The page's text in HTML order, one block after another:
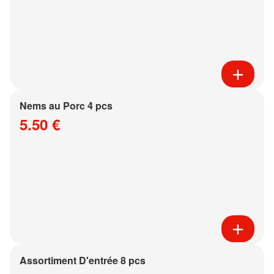
Nems au Porc 4 pcs
5.50 €
Assortiment D'entrée 8 pcs